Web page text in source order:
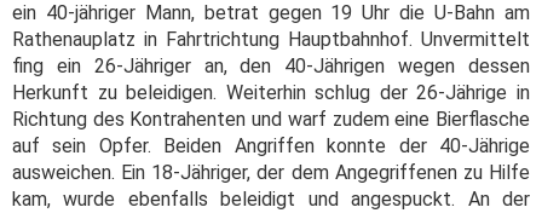
ein 40-jähriger Mann, betrat gegen 19 Uhr die U-Bahn am
Rathenauplatz in Fahrtrichtung Hauptbahnhof. Unvermittelt
fing ein 26-Jähriger an, den 40-Jährigen wegen dessen
Herkunft zu beleidigen. Weiterhin schlug der 26-Jährige in
Richtung des Kontrahenten und warf zudem eine Bierflasche
auf sein Opfer. Beiden Angriffen konnte der 40-Jährige
ausweichen. Ein 18-Jähriger, der dem Angegriffenen zu Hilfe
kam, wurde ebenfalls beleidigt und angespuckt. An der